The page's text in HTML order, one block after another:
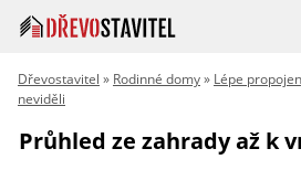
Dřevostavitel » Rodinné domy» Lépe
neviděli
Průhled ze zahrady až k